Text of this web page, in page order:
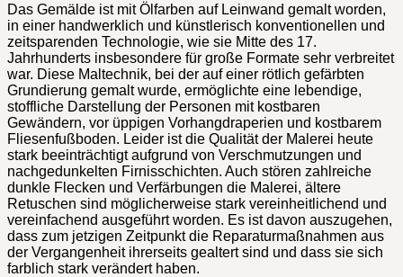
Das Gemälde ist mit Ölfarben auf Leinwand gemalt worden,
in einer handwerklich und künstlerisch konventionellen und
zeitsparenden Technologie, wie sie Mitte des 17.
Jahrhunderts insbesondere für große Formate sehr verbreitet
war. Diese Maltechnik, bei der auf einer rötlich gefärbten
Grundierung gemalt wurde, ermöglichte eine lebendige,
stoffliche Darstellung der Personen mit kostbaren
Gewändern, vor üppigen Vorhangdraperien und kostbarem
Fliesenfußboden. Leider ist die Qualität der Malerei heute
stark beeinträchtigt aufgrund von Verschmutzungen und
nachgedunkelten Firnisschichten. Auch stören zahlreiche
dunkle Flecken und Verfärbungen die Malerei, ältere
Retuschen sind möglicherweise stark vereinheitlichend und
vereinfachend ausgeführt worden. Es ist davon auszugehen,
dass zum jetzigen Zeitpunkt die Reparaturmaßnahmen aus
der Vergangenheit ihrerseits gealtert sind und dass sie sich
farblich stark verändert haben.